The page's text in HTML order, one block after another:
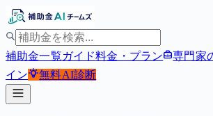
補助金一覧ガイド料金・プラン 専門家
イン
無料AI診断